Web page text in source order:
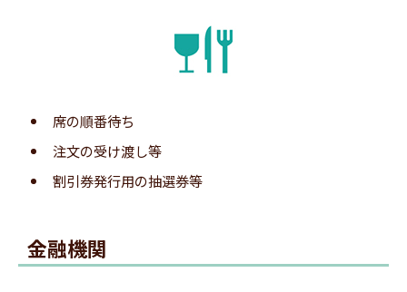
5.呼出メッセージの受信
専用ページを開き、「空メールを送信する」をク
4.メーラー起動・メール送信
席の順番待ち
注文の受け渡し等
割引券発行用の抽選券等
金融機関